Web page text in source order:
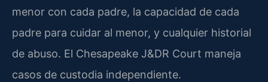
menor con cada padre, la capacidad de cada
padre para cuidar al menor, y cualquier historial
de abuso. El Chesapeake J&DR Court maneja
casos de custodia independiente.